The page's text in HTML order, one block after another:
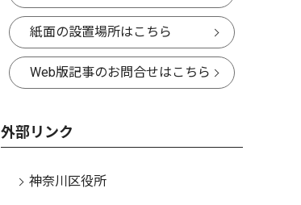
紙面の設置場所はこちら
Web版記事のお問合せはこちら
外部リンク
神奈川区役所